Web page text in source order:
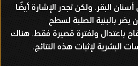
البقر. ولكن تجدر الإشارة أيضًا
يضر بالبنية الصلبة لسطح
باعتدال ولفترة قصيرة فقط. هناك
البشرية لإثبات هذه النتائج.